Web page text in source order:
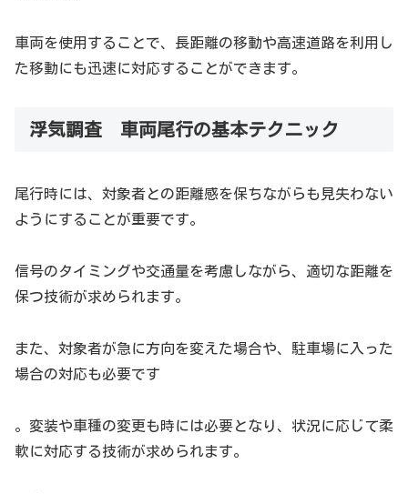
車両を使用することで、長距離の移動や高速道路を利用し
た移動にも迅速に対応することができます。
浮気調査 車両尾行の基本テクニック
尾行時には、対象者との距離感を保ちながらも見失わない
ようにすることが重要です。
信号のタイミングや交通量を考慮しながら、適切な距離を
保つ技術が求められます。
また、対象者が急に方向を変えた場合や、駐車場に入った
場合の対応も必要です
。変装や車種の変更も時には必要となり、状況に応じて柔
軟に対応する技術が求められます。